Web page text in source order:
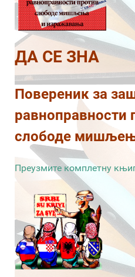
ДА СЕ ЗНА
Повереник за
равноправности
слободе
Преузмите комплетну